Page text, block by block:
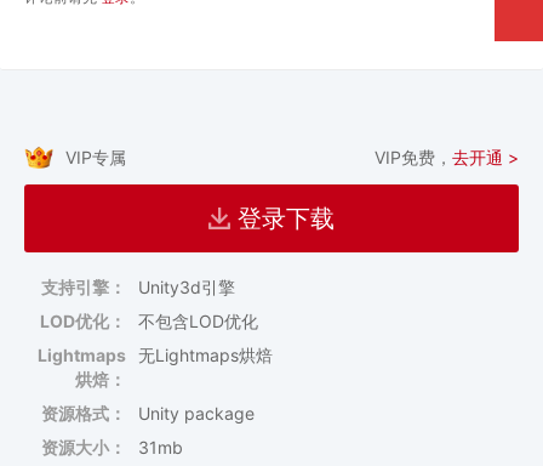
VIP专属 VIP免费， 去开通 >
登录下载
支持引擎：
Unity3d引擎
LOD优化：
不包含LOD优化
Lightmaps
烘焙：
无Lightmaps烘焙
资源格式：
Unity package
资源大小：
31mb